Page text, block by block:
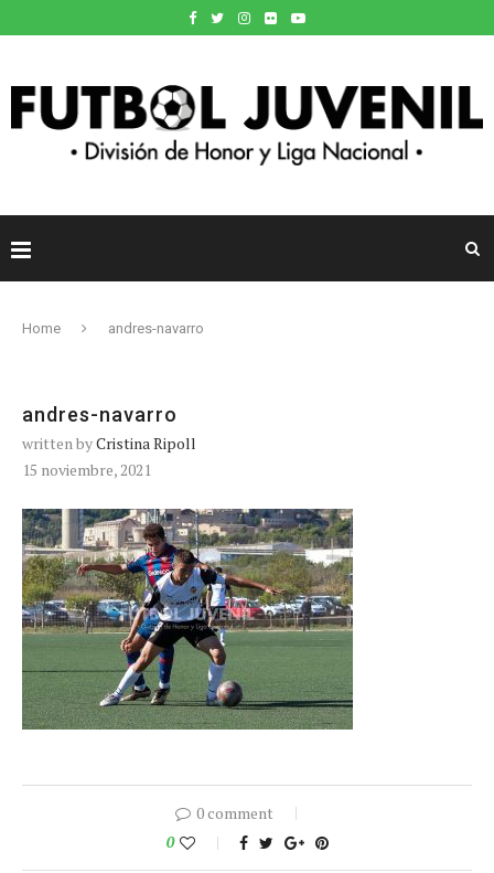
Home andres-navarro
andres-navarro
written byCristina Ripoll
15 noviembre, 2021
0 comment
0